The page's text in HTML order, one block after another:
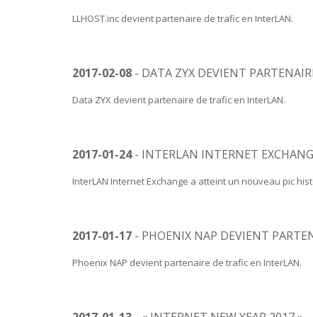
LLHOST.inc devient partenaire de trafic en InterLAN.
2017-02-08 - DATA ZYX DEVIENT
Data ZYX devient partenaire de trafic en InterLAN.
2017-01-24- INTERLAN INTERNET
InterLAN Internet Exchange a atteint un nouveau pic
2017-01-17 - PHOENIX NAP DEVIENT
Phoenix NAP devient partenaire de trafic en InterLAN.